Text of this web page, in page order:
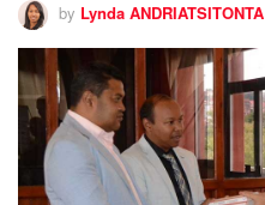
by Lynda ANDRIATSITONTA